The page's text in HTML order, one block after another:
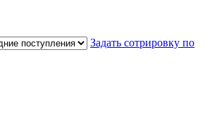
Задать сотрировку по